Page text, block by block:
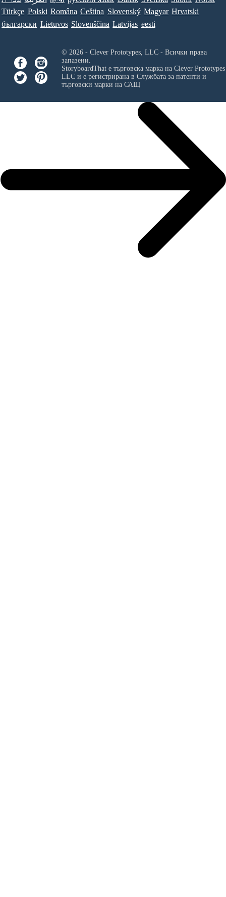
Türkçe Polski Româna Ceština Slovenský Magyar Hrvatski
български Lietuvos Slovenščina Latvijas eesti
© 2026 - Clever Prototypes, LLC - Всички права
запазени.
StoryboardThat е търговска марка на Clever
LLCи е регистрирана в Службата за патенти и
търговски марки на САЩ